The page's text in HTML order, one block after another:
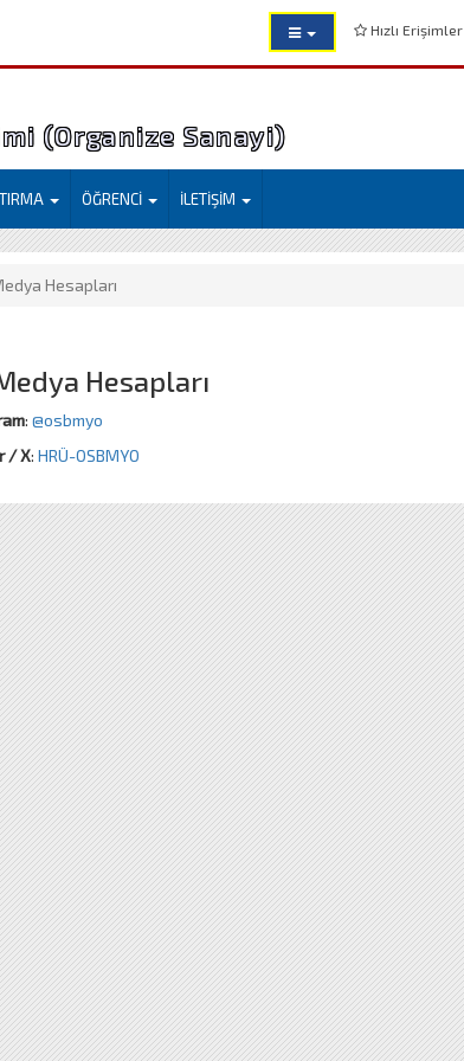
Hızlı Erişimler
(Organize Sanayi)
ÖĞRENCİ İLETİŞİM
Hesapları
Hesapları
: @osbmyo
/ X: HRÜ-OSBMYO